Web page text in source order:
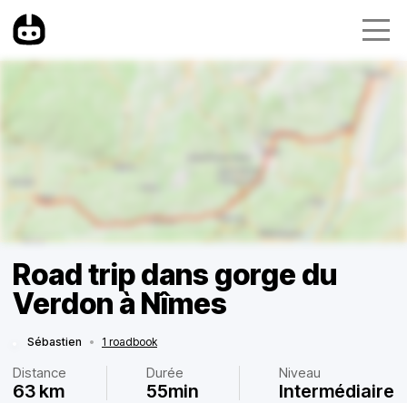
Road trip dans gorge du
Verdon à Nîmes
Sébastien • 1 roadbook
Distance
63 km
Durée
55min
Niveau
Intermédiaire